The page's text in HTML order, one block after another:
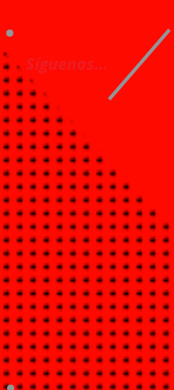
Síguenos...